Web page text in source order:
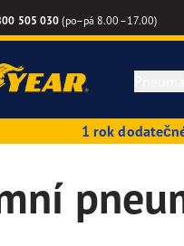
505 030 (po–pá 8.00–17.00)
1 rok